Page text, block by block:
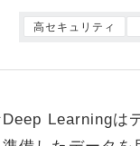
システム・コミュニケーシ
リティ
オフィス
情報共有
物理セキ
高セキュリティ
Learningは